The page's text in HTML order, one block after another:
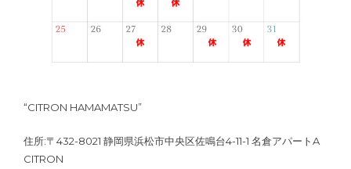
“CITRON HAMAMATSU”
住所:〒432-8021 静岡県浜松市中央区佐鳴台4-11-1 名倉アパートA
CITRON